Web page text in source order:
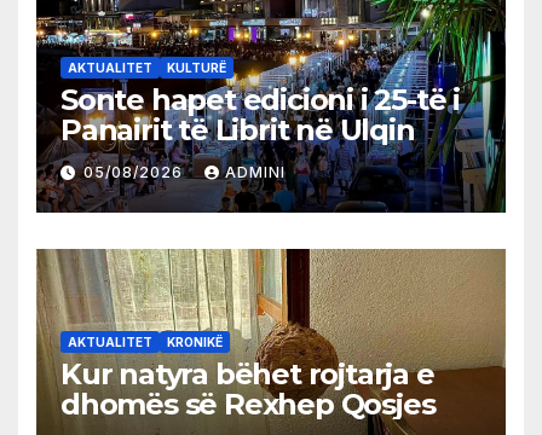
AKTUALITET KULTURË
Sonte hapet edicioni i 25-të i
Panairit të Librit në Ulqin
05/08/2026 ADMINI
AKTUALITET KRONIKË
Kur natyra bëhet rojtarja e
dhomës së Rexhep Qosjes